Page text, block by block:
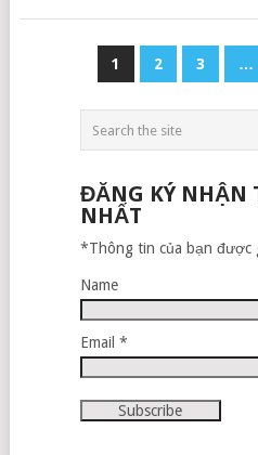
1 2 3 …
ĐĂNG KÝ
NHẤT
*Thông tin của bạn
Name
Email *